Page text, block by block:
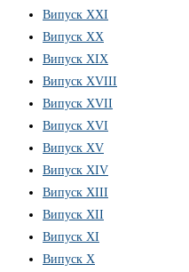
Випуск XXI
Випуск XX
Випуск XIX
Випуск XVIII
Випуск XVII
Випуск XVI
Випуск XV
Випуск XIV
Випуск XIII
Випуск XII
Випуск XI
Випуск X